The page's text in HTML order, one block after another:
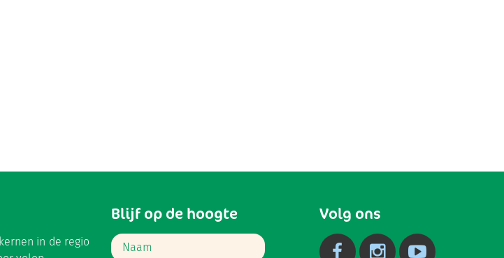
in de regio
Blijf op de hoogte Volg ons